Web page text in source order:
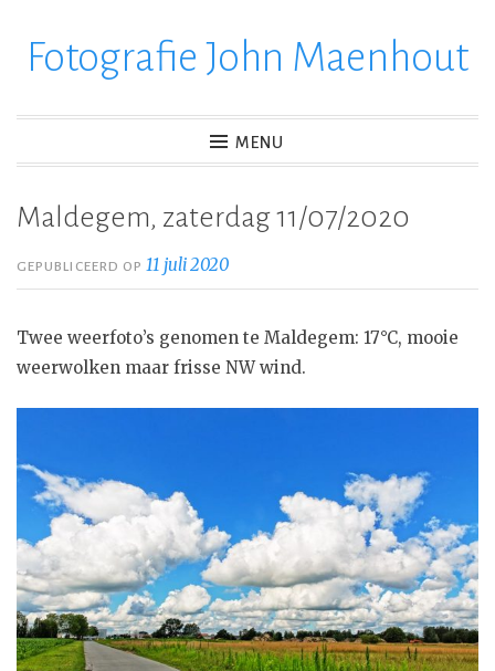
verderFotografie John Maenhout
MENU
Maldegem, zaterdag 11/07/2020
GEPUBLICEERD OP11 juli 2020
Twee weerfoto’s genomen te Maldegem: 17°C, mooie
weerwolken maar frisse NW wind.